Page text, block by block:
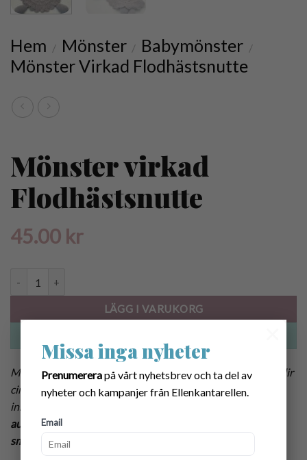
Missa inga nyheter
Prenumererapå vårt nyhetsbrev och ta del av
nyheter och kampanjer från Ellenkantarellen.
Email
Hem / Mönster / Babymönster /
Mönster Virkad Flodhästsnutte
Mönster virkad
Flodhästsnutte
45.00 kr
LÄGG I VARUKORG
Mönster på min söta virkade Snutte med flodhäst! Filten blir
cirka 26 cm i diameter utan ben och cirka 39 cm med ben
inräknat!
automatiskt att kunna ladda ner din PDF-fil med ditt nya
smarriga mönster som kommer i mejl till dig!